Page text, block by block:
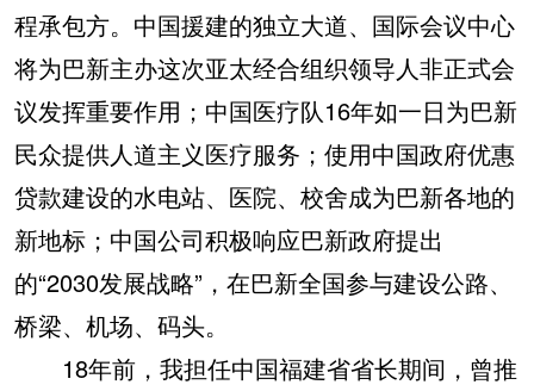
程承包方。中国援建的独立大道、国际会议中心
将为巴新主办这次亚太经合组织领导人非正式会
议发挥重要作用；中国医疗队16年如一日为巴新
民众提供人道主义医疗服务；使用中国政府优惠
贷款建设的水电站、医院、校舍成为巴新各地的
新地标；中国公司积极响应巴新政府提出
的“2030发展战略”，在巴新全国参与建设公路、
桥梁、机场、码头。
18年前，我担任中国福建省省长期间，曾推